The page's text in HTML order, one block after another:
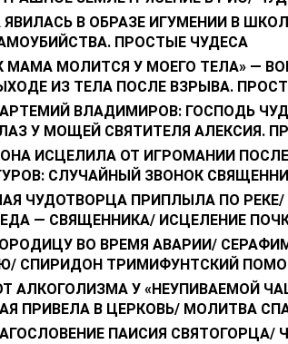
В ОБРАЗЕ ИГУМЕНИИ В
ПРОСТЫЕ ЧУДЕСА
МАМА МОЛИТСЯ У МОЕГО ТЕЛА» —
ИЗ ТЕЛА ПОСЛЕ ВЗРЫВА.
ВЛАДИМИРОВ: ГОСПОДЬ
У МОЩЕЙ СВЯТИТЕЛЯ АЛЕКСИЯ.
ИСЦЕЛИЛА ОТ ИГРОМАНИИ
СЛУЧАЙНЫЙ ЗВОНОК
ЧУДОТВОРЦА ПРИПЛЫЛА ПО РЕКЕ/
— СВЯЩЕННИКА/ ИСЦЕЛЕНИЕ
ВО ВРЕМЯ АВАРИИ/
СПИРИДОН ТРИМИФУНТСКИЙ
АЛКОГОЛИЗМА У «НЕУПИВАЕМОЙ
ПРИВЕЛА В ЦЕРКОВЬ/ МОЛИТВА
ПАИСИЯ СВЯТОГОРЦА/